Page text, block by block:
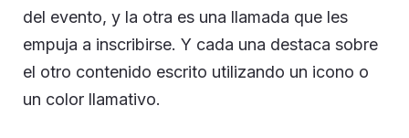
del evento, y la otra es una llamada que les
empuja a inscribirse. Y cada una destaca sobre
el otro contenido escrito utilizando un icono o
un color llamativo.